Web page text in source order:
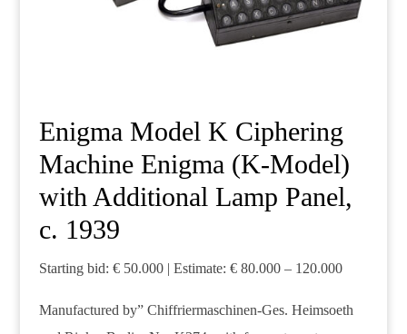
Enigma Model K Ciphering
Machine Enigma (K-Model)
with Additional Lamp Panel,
c. 1939
Starting bid: € 50.000 | Estimate: € 80.000 – 120.000
Manufactured by” Chiffriermaschinen-Ges. Heimsoeth